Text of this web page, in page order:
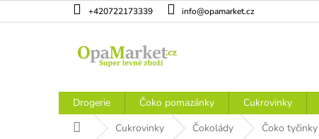
na
+420722173339 info@opamarket.cz
Drogerie Čoko pomazánky Cukrovinky
Domů Cukrovinky Čokolády Čoko tyčinky